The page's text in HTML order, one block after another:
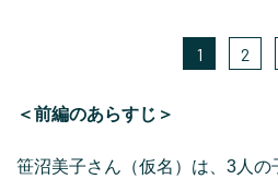
1 2
＜前編のあらすじ＞
笹沼美子さん（仮名）は、3人の